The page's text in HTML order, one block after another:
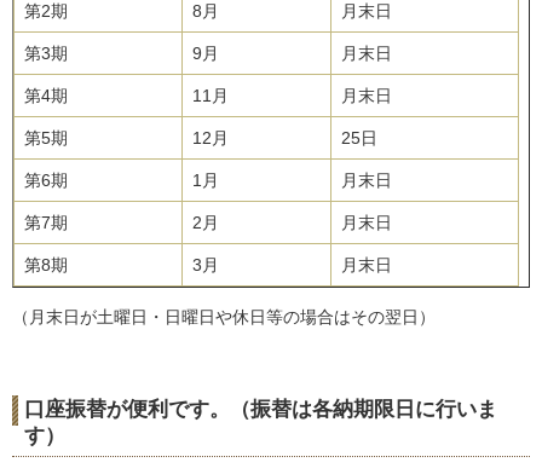
第2期 8月 月末日
第3期 9月 月末日
第4期 11月 月末日
第5期 12月 25日
第6期 1月 月末日
第7期 2月 月末日
第8期 3月 月末日
（月末日が土曜日・日曜日や休日等の場合はその翌日）
口座振替が便利です。（振替は各納期限日に行いま
す）